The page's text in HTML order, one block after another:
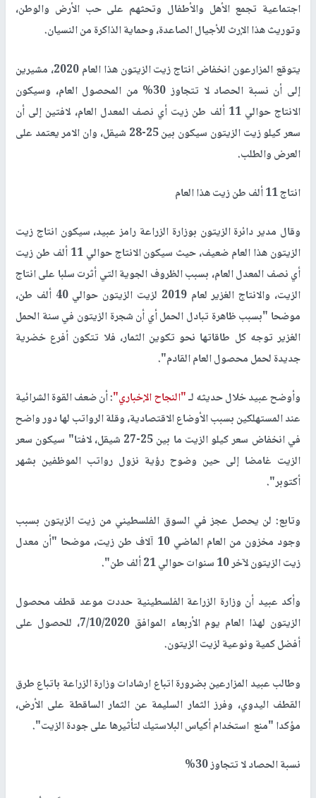
اجتماعية تجمع الأهل والأطفال وتحثهم على حب الأرض والوطن،
وتوريث هذا الإرث للأجيال الصاعدة، وحماية الذاكرة من النسيان.
يتوقع المزارعون انخفاض انتاج زيت الزيتون هذا العام 2020، مشيرين
إلى أن نسبة الحصاد لا تتجاوز 30% من المحصول العام، وسيكون
الانتاج حوالي 11 ألف طن زيت أي نصف المعدل العام، لافتين إلى أن
سعر كيلو زيت الزيتون سيكون بين 25-28 شيقل، وان الامر يعتمد على
العرض والطلب.
انتاج 11 ألف طن زيت هذا العام
وقال مدير دائرة الزيتون بوزارة الزراعة رامز عبيد، سيكون انتاج زيت
الزيتون هذا العام ضعيف، حيث سيكون الانتاج حوالي 11 ألف طن زيت
أي نصف المعدل العام، بسبب الظروف الجوية التي أثرت سلبا على انتاج
الزيت، والانتاج الغزير لعام 2019 لزيت الزيتون حوالي 40 ألف طن،
موضحا "بسبب ظاهرة تبادل الحمل أي أن شجرة الزيتون في سنة الحمل
الغزير توجه كل طاقاتها نحو تكوين الثمار، فلا تتكون أفرع خضرية
جديدة لحمل محصول العام القادم".
وأوضح عبيد خلال حديثه لـ"النجاح الإخباري": أن ضعف القوة الشرائية
عند المستهلكين بسبب الأوضاع الاقتصادية، وقلة الرواتب لها دور واضح
في انخفاض سعر كيلو الزيت ما بين 25-27 شيقل، لافتا" سيكون سعر
الزيت غامضا إلى حين وضوح رؤية نزول رواتب الموظفين بشهر
أكتوبر".
وتابع: لن يحصل عجز في السوق الفلسطيني من زيت الزيتون بسبب
وجود مخزون من العام الماضي 10 آلاف طن زيت، موضحا "أن معدل
زيت الزيتون لآخر 10 سنوات حوالي 21 ألف طن".
وأكد عبيد أن وزارة الزراعة الفلسطينية حددت موعد قطف محصول
الزيتون لهذا العام يوم الأربعاء الموافق 7/10/2020، للحصول على
أفضل كمية ونوعية لزيت الزيتون.
وطالب عبيد المزارعين بضرورة اتباع ارشادات وزارة الزراعة باتباع طرق
القطف اليدوي، وفرز الثمار السليمة عن الثمار الساقطة على الأرض،
مؤكدا "منع استخدام أكياس البلاستيك لتأثيرها على جودة الزيت".
نسبة الحصاد لا تتجاوز 30%